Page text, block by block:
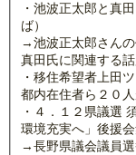
・池波正太郎と真
ば）
→池波正太郎さん
真田氏に関連する
・移住希望者上田
都内在住者ら２０
・４．１２県議選
環境充実へ」後援
→長野県議会議員